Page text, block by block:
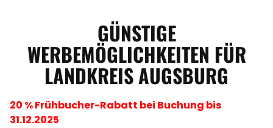
GÜNSTIGE
WERBEMÖGLICHKEITEN FÜR
LANDKREIS AUGSBURG
20 % Frühbucher-Rabatt bei Buchung bis
31.12.2025